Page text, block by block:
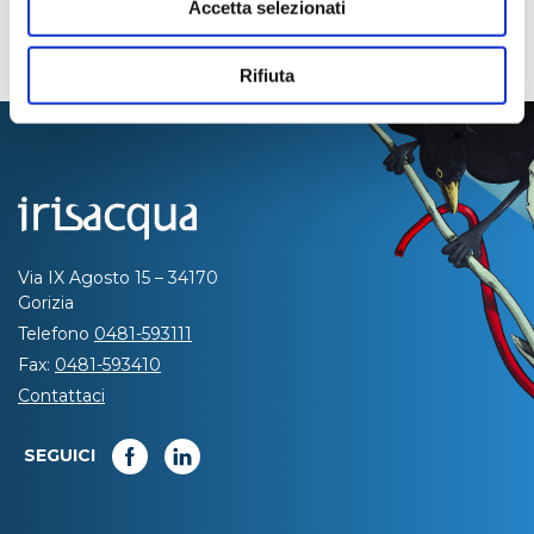
Accetta selezionati
Rifiuta
Via IX Agosto 15 – 34170
Gorizia
Telefono 0481-593111
Fax: 0481-593410
Contattaci
SEGUICI